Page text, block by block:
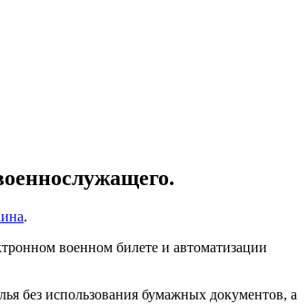
.
военном билете и автоматизации
без использования бумажных документов, а